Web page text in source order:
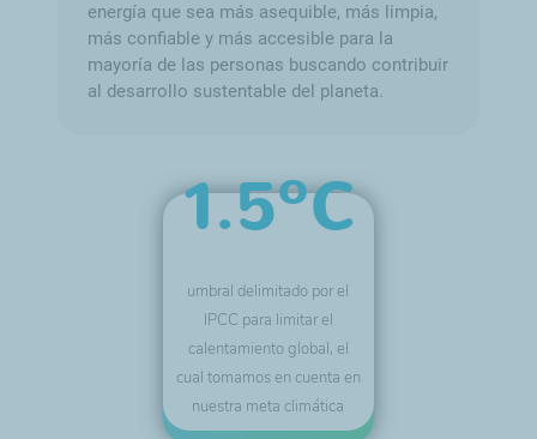
energía que sea más asequible, más limpia,
más confiable y más accesible para la
mayoría de las personas buscando contribuir
al desarrollo sustentable del planeta.
1.5ºC
umbral delimitado por el
IPCC para limitar el
calentamiento global, el
cual tomamos en cuenta en
nuestra meta climática